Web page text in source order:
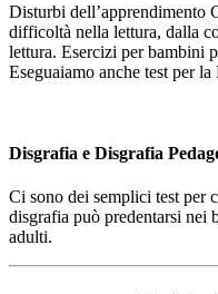
Disturbi dell’apprendimento
difficoltà nella lettura, dalla
lettura. Esercizi per bambini
Eseguaiamo anche test per
Disgrafia e Disgrafia
Ci sono dei semplici test
disgrafia può predentarsi nei
adulti.